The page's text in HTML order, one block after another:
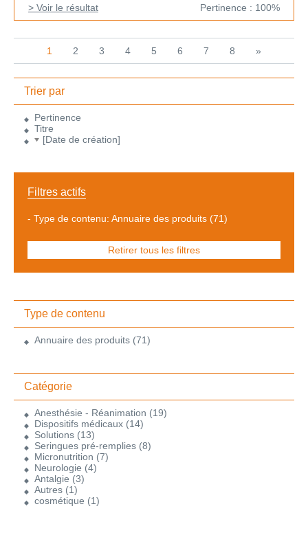
> Voir le résultat
Pertinence : 100%
1 2 3 4 5 6 7 8 »
Trier par
Pertinence
Titre
[Date de création]
Filtres actifs
- Type de contenu: Annuaire des produits (71)
Retirer tous les filtres
Type de contenu
Annuaire des produits (71)
Catégorie
Anesthésie - Réanimation (19)
Dispositifs médicaux (14)
Solutions (13)
Seringues pré-remplies (8)
Micronutrition (7)
Neurologie (4)
Antalgie (3)
Autres (1)
cosmétique (1)